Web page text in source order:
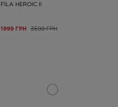
FILA HEROIC II
1999 ГРН 3599 ГРН